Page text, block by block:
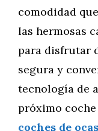
comodidad
las hermosas
para disfrutar
segura y
tecnología de
próximo coche
coches de